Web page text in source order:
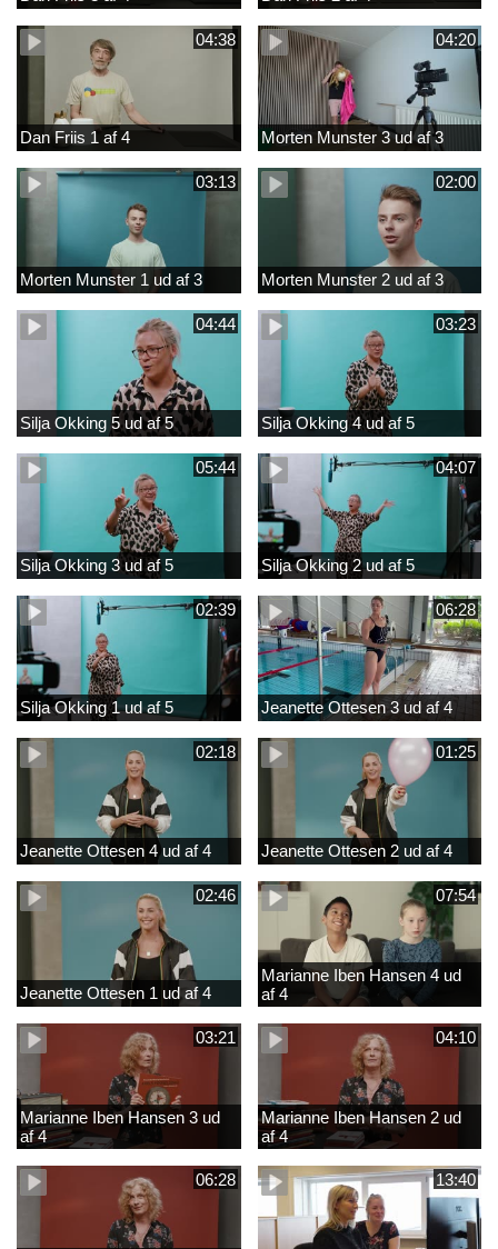
04:38
Dan Friis 1 af 4
04:20
Morten Munster 3 ud af 3
03:13
Morten Munster 1 ud af 3
02:00
Morten Munster 2 ud af 3
04:44
Silja Okking 5 ud af 5
03:23
Silja Okking 4 ud af 5
05:44
Silja Okking 3 ud af 5
04:07
Silja Okking 2 ud af 5
02:39
Silja Okking 1 ud af 5
06:28
Jeanette Ottesen 3 ud af 4
02:18
Jeanette Ottesen 4 ud af 4
01:25
Jeanette Ottesen 2 ud af 4
02:46
Jeanette Ottesen 1 ud af 4
07:54
Marianne Iben Hansen 4 ud
af 4
03:21
Marianne Iben Hansen 3 ud
af 4
04:10
Marianne Iben Hansen 2 ud
af 4
06:28 13:40